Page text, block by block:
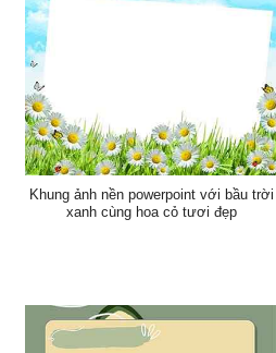
Khung ảnh nền powerpoint với bầu trời
xanh cùng hoa cỏ tươi đẹp